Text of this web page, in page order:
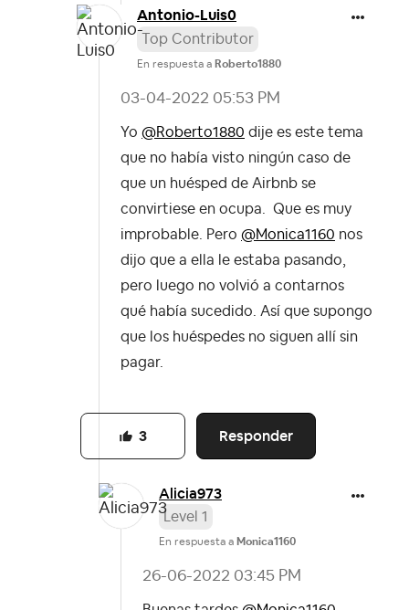
Antonio-Luis0
Top Contributor
En respuesta a Roberto1880
‎03-04-2022 05:53 PM
Yo @Roberto1880 dije es este tema
que no había visto ningún caso de
que un huésped de Airbnb se
convirtiese en ocupa. Que es muy
improbable. Pero @Monica1160 nos
dijo que a ella le estaba pasando,
pero luego no volvió a contarnos
qué había sucedido. Así que supongo
que los huéspedes no siguen allí sin
pagar.
Responder
3
Alicia973
Level 1
En respuesta a Monica1160
‎26-06-2022 03:45 PM